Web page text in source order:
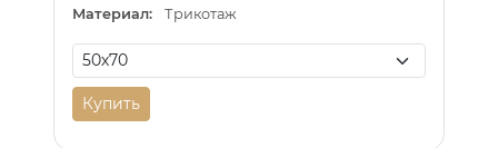
Материал:
Трикотаж
Купить